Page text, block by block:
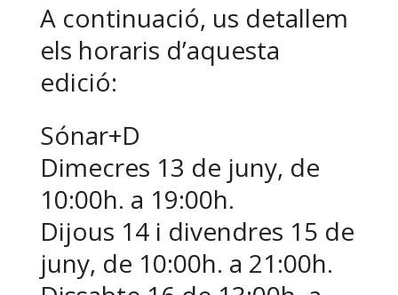
A continuació, us detallem
els horaris d’aquesta
edició:
Sónar+D
Dimecres 13 de juny, de
10:00h. a 19:00h.
Dijous 14 i divendres 15 de
juny, de 10:00h. a 21:00h.